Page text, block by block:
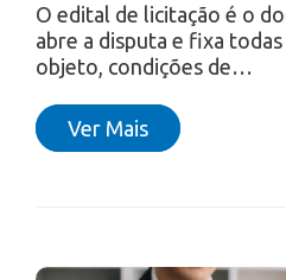
O edital de licitação é o
abre a disputa e fixa
objeto, condições de…
Ver Mais